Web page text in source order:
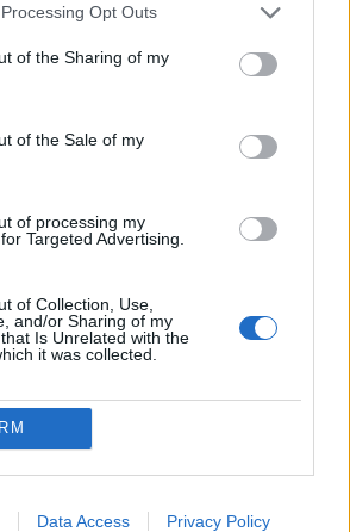
Opt Outs
of the Sharing of my
of the Sale of my
of processing my
Targeted Advertising.
of Collection, Use,
and/or Sharing of my
Is Unrelated with the
it was collected.
Data Access Privacy Policy
τους
πολιτική απορρήτου
X